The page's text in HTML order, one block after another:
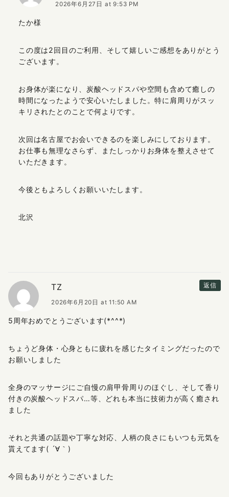
2026年6月27日 at 9:53 PM
たか様
この度は2回目のご利用、そして嬉しいご感想をありがとう
ございます。
お身体が楽になり、炭酸ヘッドスパや空間も含めて癒しの
時間になったようで安心いたしました。特に肩周りがスッ
キリされたとのことで何よりです。
次回は名古屋でお会いできるのを楽しみにしております。
お仕事も無理なさらず、またしっかりお身体を整えさせて
いただきます。
今後ともよろしくお願いいたします。
北沢
返信
TZ
2026年6月20日 at 11:50 AM
5周年おめでとうございます(*^^*)
ちょうど身体・心身ともに疲れを感じたタイミングだったので
お願いしました
全身のマッサージにご自慢の肩甲骨周りのほぐし、そして香り
付きの炭酸ヘッドスパ…等、どれも本当に技術力が高く癒され
ました
それと共通の話題や丁寧な対応、人柄の良さにもいつも元気を
貰えてます( ´∀｀)
今回もありがとうございました